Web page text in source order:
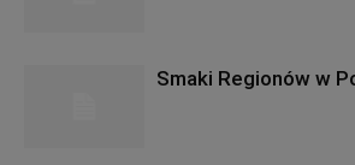
Smaki Regionów w